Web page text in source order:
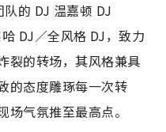
的 DJ 温嘉顿 DJ
DJ／全风格 DJ，致力
裂的转场，其风格兼具
的态度雕琢每一次转
气氛推至最高点。